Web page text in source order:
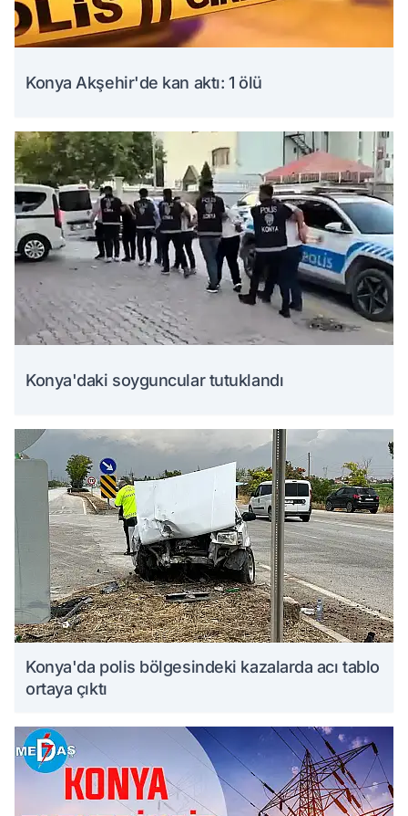
Konya Akşehir'de kan aktı: 1 ölü
Konya'daki soyguncular tutuklandı
Konya'da polis bölgesindeki kazalarda acı tablo
ortaya çıktı